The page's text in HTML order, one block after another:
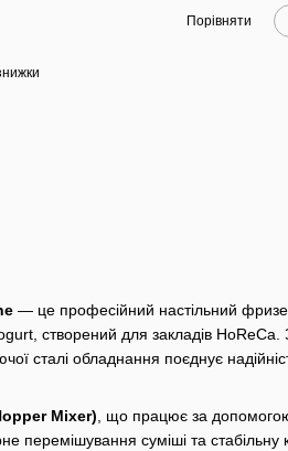
Порівняти
— це професійний настільний
створений для закладів HoReCa.
сталі обладнання поєднує
Mixer), що працює за
перемішування суміші та стабільну